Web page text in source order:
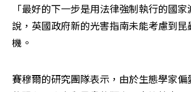
「最好的下一步是用法律強制執行的國
說，英國政府新的光害指南未能考慮到
機。
賽穆爾的研究團隊表示，由於生態學家偏